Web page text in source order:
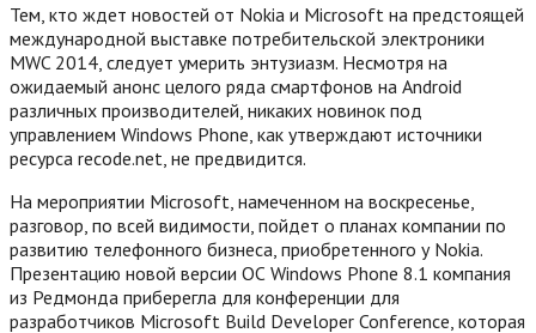
Тем, кто ждет новостей от Nokia и Microsoft на предстоящей
международной выставке потребительской электроники
MWC 2014, следует умерить энтузиазм. Несмотря на
ожидаемый анонс целого ряда смартфонов на Android
различных производителей, никаких новинок под
управлением Windows Phone, как утверждают источники
ресурса recode.net, не предвидится.
На мероприятии Microsoft, намеченном на воскресенье,
разговор, по всей видимости, пойдет о планах компании по
развитию телефонного бизнеса, приобретенного у Nokia.
Презентацию новой версии ОС Windows Phone 8.1 компания
из Редмонда приберегла для конференции для
разработчиков Microsoft Build Developer Conference, которая